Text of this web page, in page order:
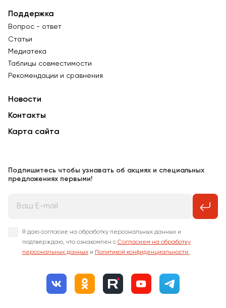
Поддержка
Вопрос - ответ
Статьи
Медиатека
Таблицы совместимости
Рекомендации и сравнения
Новости
Контакты
Карта сайта
Подпишитесь чтобы узнавать об акциях и специальных
предложениях первыми!
Я даю согласие на обработку персональных данных и
подтверждаю, что ознакомлен с Согласием на обработку
персональных данных и Политикой конфиденциальности.